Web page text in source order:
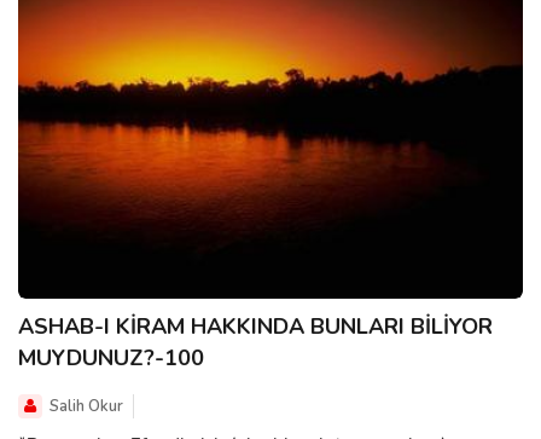
ASHAB-I KİRAM HAKKINDA BUNLARI BİLİYOR
MUYDUNUZ?-100
Salih Okur